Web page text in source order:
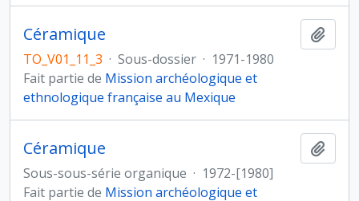
Céramique
TO_V01_11_3 · Sous-dossier · 1971-1980
Fait partie de Mission archéologique et
ethnologique française au Mexique
Céramique
Sous-sous-série organique · 1972-[1980]
Fait partie de Mission archéologique et